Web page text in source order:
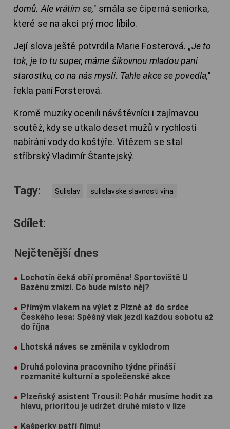
domů. Ale vrátím se," smála se čiperná seniorka,
které se na akci prý moc líbilo.
Její slova ještě potvrdila Marie Fosterová. „Je to
tok, je to tu super, máme šikovnou mladou paní
starostku, co na nás myslí. Tahle akce se povedla,"
řekla paní Forsterová.
Kromě muziky ocenili návštěvníci i zajímavou
soutěž, kdy se utkalo deset mužů v rychlosti
nabírání vody do koštýře. Vítězem se stal
stříbrský Vladimír Štantejský.
Tagy: Sulislav sulislavske slavnosti vina
Sdílet:
Nejčtenější dnes
Lochotín čeká obří proměna! Sportoviště U
Bazénu zmizí. Co bude místo něj?
Přímým vlakem na výlet z Plzně až do srdce
Českého lesa: Spěšný vlak jezdí každou sobotu až
do října
Lhotská náves se změnila v cyklodrom
Druhá polovina pracovního týdne přináší
rozmanité kulturní a společenské akce
Plzeňský asistent Trousil: Pohár musíme hodit za
hlavu, prioritou je udržet druhé místo v lize
Kašperky patří filmu!